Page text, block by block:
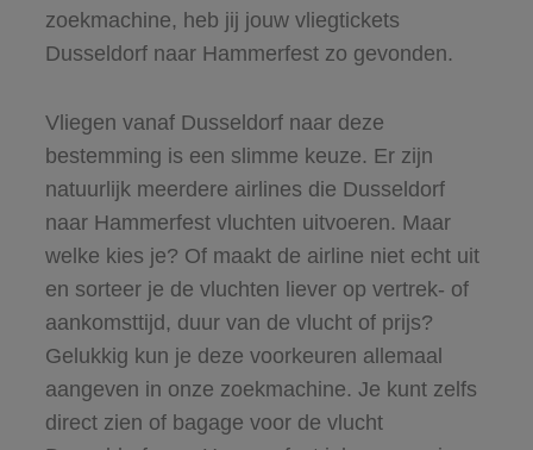
zoekmachine, heb jij jouw vliegtickets
Dusseldorf naar Hammerfest zo gevonden.
Vliegen vanaf Dusseldorf naar deze
bestemming is een slimme keuze. Er zijn
natuurlijk meerdere airlines die Dusseldorf
naar Hammerfest vluchten uitvoeren. Maar
welke kies je? Of maakt de airline niet echt uit
en sorteer je de vluchten liever op vertrek- of
aankomsttijd, duur van de vlucht of prijs?
Gelukkig kun je deze voorkeuren allemaal
aangeven in onze zoekmachine. Je kunt zelfs
direct zien of bagage voor de vlucht